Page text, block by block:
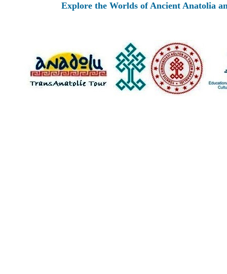
Explore the Worlds of Ancient Anatolia